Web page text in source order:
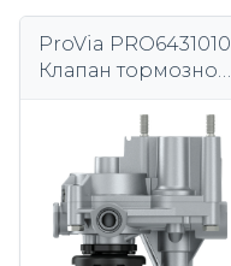
ProVia PRO6431010
Клапан тормозной,